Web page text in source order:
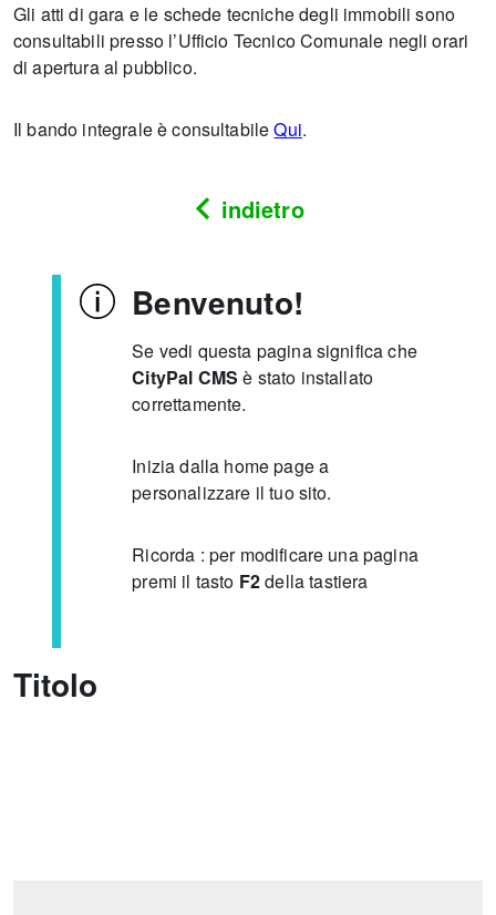
Gli atti di gara e le schede tecniche degli immobili sono
consultabili presso l’Ufficio Tecnico Comunale negli orari
di apertura al pubblico.
Il bando integrale è consultabileQui.
indietro
Benvenuto!
Se vedi questa pagina significa che
CityPal CMS è stato installato
correttamente.
Inizia dalla home page a
personalizzare il tuo sito.
Ricorda : per modificare una pagina
premi il tasto F2della tastiera
Titolo